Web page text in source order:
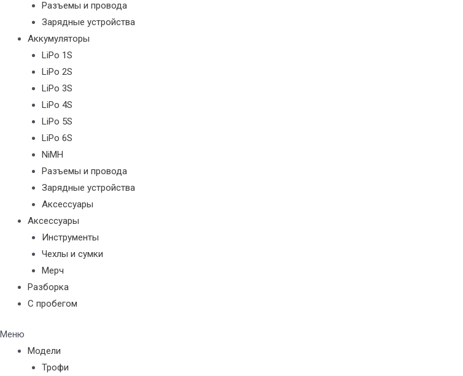
Разъемы и провода
Зарядные устройства
Аккумуляторы
LiPo 1S
LiPo 2S
LiPo 3S
LiPo 4S
LiPo 5S
LiPo 6S
NiMH
Разъемы и провода
Зарядные устройства
Аксессуары
Аксессуары
Инструменты
Чехлы и сумки
Мерч
Разборка
С пробегом
Меню
Модели
Трофи